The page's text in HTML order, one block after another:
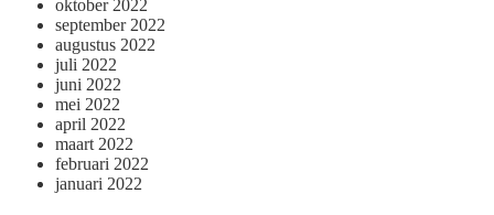
oktober 2022
september 2022
augustus 2022
juli 2022
juni 2022
mei 2022
april 2022
maart 2022
februari 2022
januari 2022